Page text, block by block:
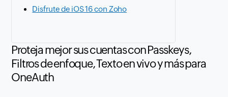
Disfrute de iOS 16 con Zoho
Proteja mejor sus cuentas con Passkeys,
Filtros de enfoque, Texto en vivo y más para
OneAuth